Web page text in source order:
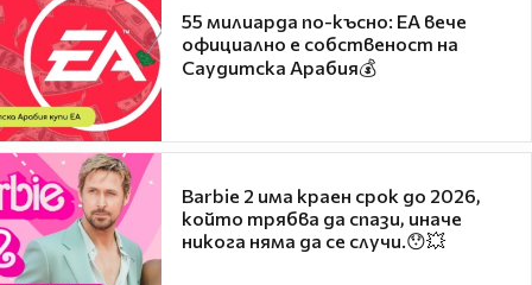
55 милиарда по-късно: EA вече
официално е собственост на
Саудитска Арабия💰
Barbie 2 има краен срок до 2026,
който трябва да спази, иначе
никога няма да се случи.😯💥